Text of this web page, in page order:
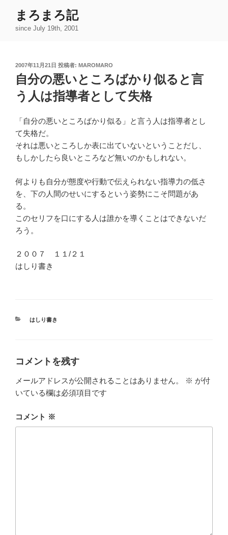
まろまろ記
since July 19th, 2001
投
稿
日:
2007年11月21日 投稿者: MAROMARO
自分の悪いところばかり似ると言
う人は指導者として失格
「自分の悪いところばかり似る」と言う人は指導者とし
て失格だ。
それは悪いところしか表に出ていないということだし、
もしかしたら良いところなど無いのかもしれない。
何よりも自分が態度や行動で伝えられない指導力の低さ
を、下の人間のせいにするという姿勢にこそ問題があ
る。
このセリフを口にする人は誰かを導くことはできないだ
ろう。
２００７ １１/２１
はしり書き
カ
はしり書き
コメントを残す
メールアドレスが公開されることはありません。 ※ が付
いている欄は必須項目です
コメント ※